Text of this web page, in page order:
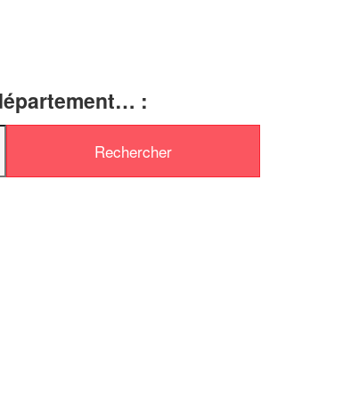
:
Vous êtes un
professionnel ?